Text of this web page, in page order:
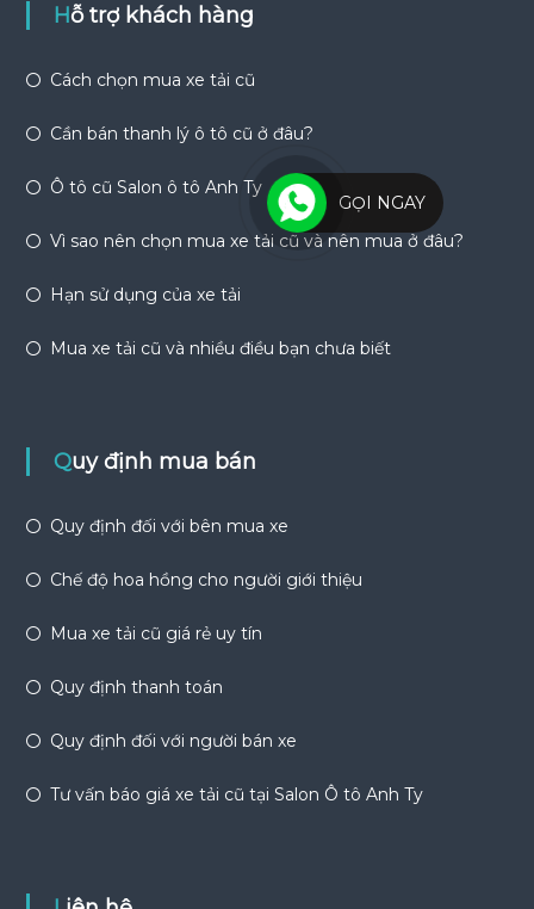
Hỗ trợ khách hàng
Cách chọn mua xe tải cũ
Cần bán thanh lý ô tô cũ ở đâu?
Ô tô cũ Salon ô tô Anh Ty
Vì sao nên chọn mua xe tải cũ và nên mua ở đâu?
Hạn sử dụng của xe tải
Mua xe tải cũ và nhiều điều bạn chưa biết
Quy định mua bán
Quy định đối với bên mua xe
Chế độ hoa hồng cho người giới thiệu
Mua xe tải cũ giá rẻ uy tín
Quy định thanh toán
Quy định đối với người bán xe
Tư vấn báo giá xe tải cũ tại Salon Ô tô Anh Ty
GỌI NGAY